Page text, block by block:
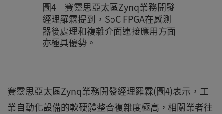
圖4 賽靈思亞太區Zynq業務開發
經理羅霖提到，SoC FPGA在感測
器後處理和複雜介面連接應用方面
亦極具優勢。
賽靈思亞太區Zynq業務開發經理羅霖(圖4)表示，工
業自動化設備的軟硬體整合複雜度極高，相關業者往